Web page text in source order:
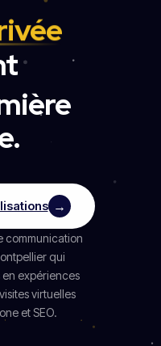
→
communication
qui
expériences
virtuelles
et SEO.